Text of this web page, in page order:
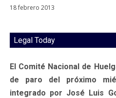
18 febrero 2013
Legal Today
El Comité Nacional de
de paro del próximo
integrado por José Luis